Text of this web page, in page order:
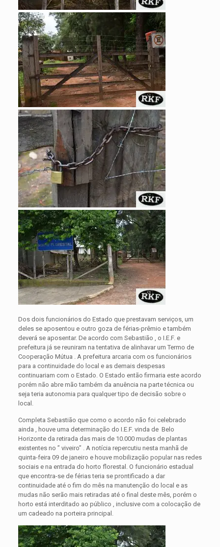
Dos dois funcionários do Estado que prestavam serviços, um
deles se aposentou e outro goza de férias-prêmio e também
deverá se aposentar. De acordo com Sebastião , o I.E.F. e
prefeitura já se reuniram na tentativa de alinhavar um Termo de
Cooperação Mútua . A prefeitura arcaria com os funcionários
para a continuidade do local e as demais despesas
continuariam com o Estado. O Estado então firmaria este acordo
porém não abre mão também da anuência na parte técnica ou
seja teria autonomia para qualquer tipo de decisão sobre o
local.
Completa Sebastião que como o acordo não foi celebrado
ainda , houve uma determinação do I.E.F. vinda de Belo
Horizonte da retirada das mais de 10.000 mudas de plantas
existentes no ” viveiro” . A notícia repercutiu nesta manhã de
quinta-feira 09 de janeiro e houve mobilização popular nas redes
sociais e na entrada do horto florestal. O funcionário estadual
que encontra-se de férias teria se prontificado a dar
continuidade até o fim do mês na manutenção do local e as
mudas não serão mais retiradas até o final deste mês, porém o
horto está interditado ao público , inclusive com a colocação de
um cadeado na porteira principal.